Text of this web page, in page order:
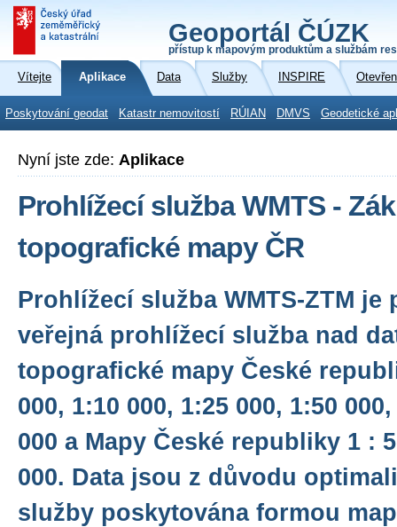
Geoportál ČÚZK
přístup k mapovým produktům a službám
Vítejte Aplikace Data Služby INSPIRE
Poskytování geodat Katastr nemovitostí RÚIAN DMVS Geodetické
Nyní jste zde: Aplikace
Prohlížecí služba WMTS -
topografické mapy ČR
Prohlížecí služba WMTS-ZTM je
veřejná prohlížecí služba nad
topografické mapy České
000, 1:10 000, 1:25 000, 1:50
000 a Mapy České republiky 1 :
000. Data jsou z důvodu
služby poskytována formou